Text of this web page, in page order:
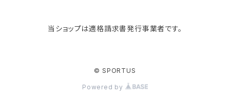
当ショップは適格請求書発行事業者です。
© SPORTUS
Powered by